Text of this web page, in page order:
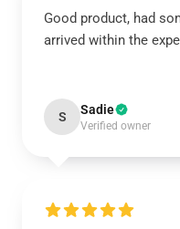
Good product, had
arrived within the
S Sadie
Verified owner